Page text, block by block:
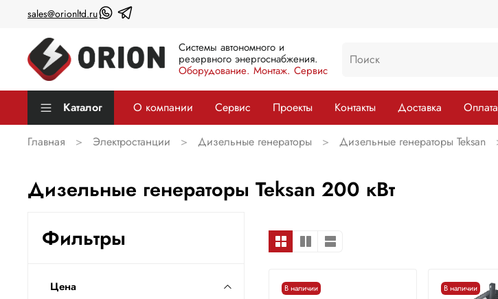
sales@orionltd.ru
Системы автономного и
резервного энергоснабжения.
Оборудование. Монтаж. Сервис
Каталог О компании Сервис Проекты Контакты Доставка Оплата
Главная Электростанции Дизельные генераторы Дизельные генераторы Teksan
Дизельные генераторы Teksan 200 кВт
В наличии В наличии
Фильтры
Цена